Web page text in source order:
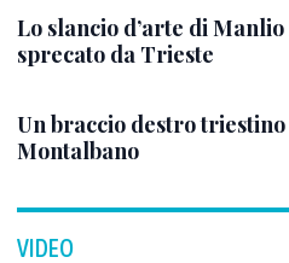
Lo slancio d’arte di
sprecato da Trieste
Un braccio destro
Montalbano
VIDEO